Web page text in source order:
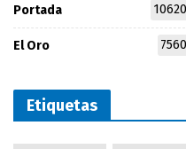
Portada 10620
El Oro 7560
Etiquetas